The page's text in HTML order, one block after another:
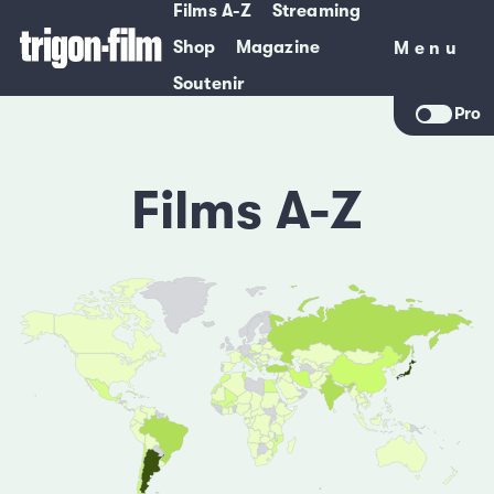
Films A-Z
Streaming
Shop
Magazine
Soutenir
Menu
Menu
Pro
Films A-Z